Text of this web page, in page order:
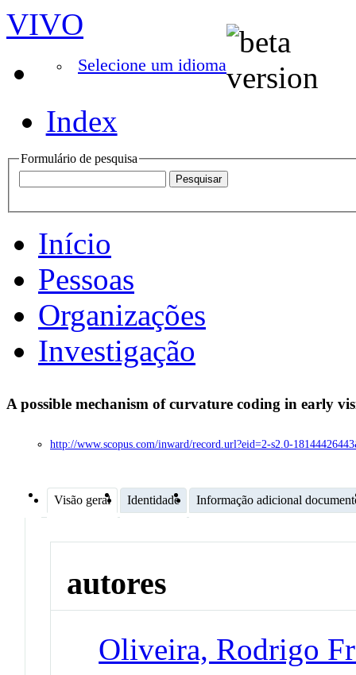
VIVO
Selecione um idioma
Index
Formulário de pesquisa
Início
Pessoas
Organizações
Investigação
A possible mechanism of curvature coding in early
http://www.scopus.com/inward/record.url?eid=2-s2.0-
Visão geral Identidade Informação adicional
autores
Oliveira, Rodrigo